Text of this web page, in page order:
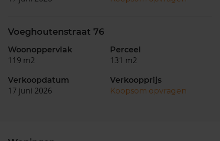
Voeghoutenstraat 76
Woonoppervlak
119 m2
Perceel
131 m2
Verkoopdatum
17 juni 2026
Verkoopprijs
Koopsom opvragen